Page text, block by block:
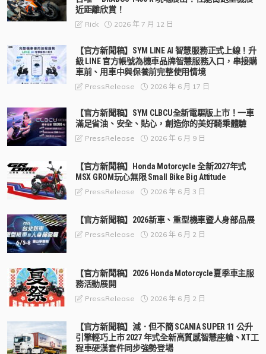
近距離欣賞！
Rick 2026 年 7 月 12 日
【官方新聞稿】SYM LINE AI 智慧服務正式上線！升
級 LINE 官方帳號為機車品牌智慧服務入口，串接購
車前、用車中與保養前完整使用情境
PressRelease 2026 年 6 月 17 日
【官方新聞稿】SYM CLBCU全新電驅版上市！一車
滿足省油、安全、貼心，創造你的美好騎乘體驗
PressRelease 2026 年 6 月 9 日
【官方新聞稿】Honda Motorcycle 全新2027年式
MSX GROM玩心無限 Small Bike Big Attitude
PressRelease 2026 年 6 月 3 日
【官方新聞稿】2026新車、重型機車暨人身部品展
PressRelease 2026 年 6 月 2 日
【官方新聞稿】2026 Honda Motorcycle夏季車主服
務活動展開
PressRelease 2026 年 6 月 2 日
【官方新聞稿】減．但不簡 SCANIA SUPER 11 公升
引擎輕巧上市 2027 年式全新高質感智慧座艙、XT工
程車硬漢套件同步強勢登場